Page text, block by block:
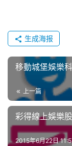
第
十
三
届
金
生成海报
移動城堡娛樂
上一篇
彩得線上娛樂
2015年6月22日